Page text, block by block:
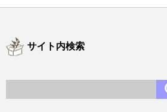
サイト内検索